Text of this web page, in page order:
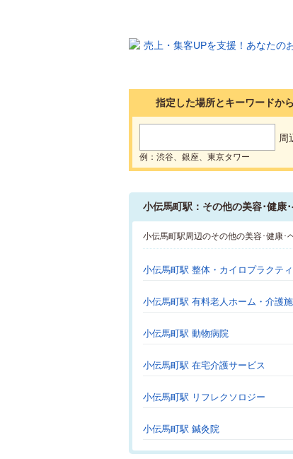
指定した場所とキーワードか
周
例：渋谷、銀座、東京タワー
小伝馬町駅：その他の美容･健康
小伝馬町駅周辺のその他の美容･健康･
小伝馬町駅 整体・カイロプラクテ
小伝馬町駅 有料老人ホーム・介護
小伝馬町駅 動物病院
小伝馬町駅 在宅介護サービス
小伝馬町駅 リフレクソロジー
小伝馬町駅 鍼灸院